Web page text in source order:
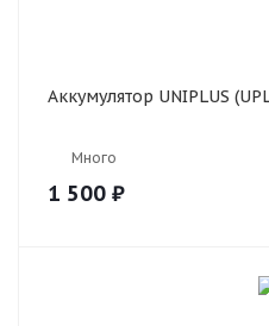
Аккумулятор UNIPLUS
Много
1 500 ₽